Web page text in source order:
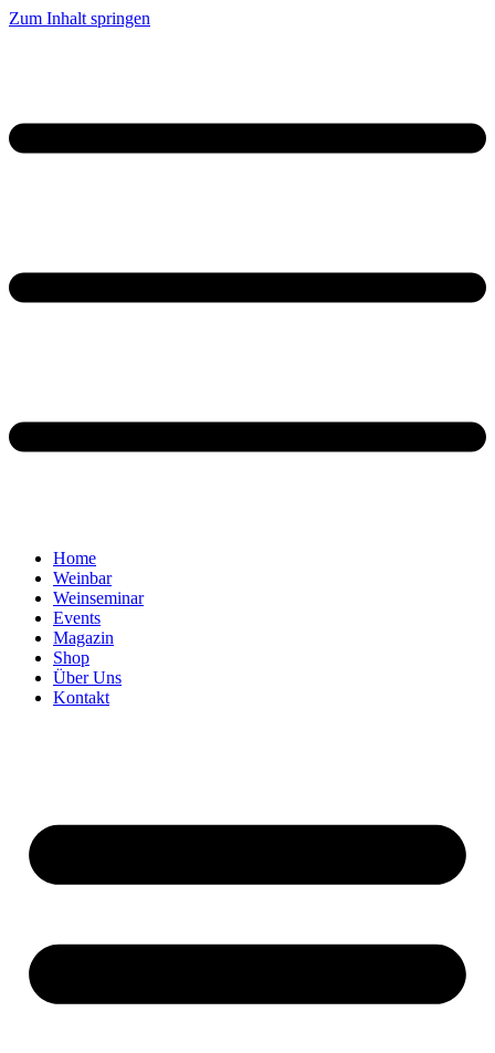
Zum Inhalt springen
Home
Weinbar
Weinseminar
Events
Magazin
Shop
Über Uns
Kontakt